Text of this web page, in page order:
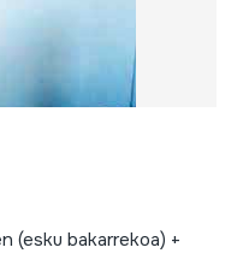
(esku bakarrekoa) +